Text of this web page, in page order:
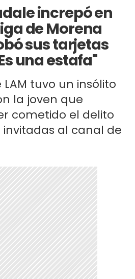
increpó en
de Morena
sus tarjetas
una estafa"
tuvo un insólito
la joven que
cometido el delito
al canal de